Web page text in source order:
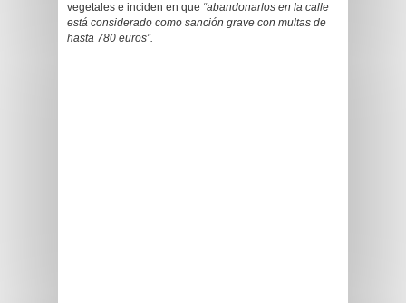
vegetales e inciden en que “abandonarlos en la calle
está considerado como sanción grave con multas de
hasta 780 euros”.